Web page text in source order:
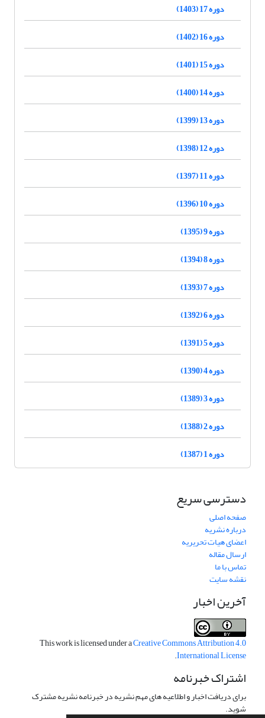
دوره 17 (1403)
دوره 16 (1402)
دوره 15 (1401)
دوره 14 (1400)
دوره 13 (1399)
دوره 12 (1398)
دوره 11 (1397)
دوره 10 (1396)
دوره 9 (1395)
دوره 8 (1394)
دوره 7 (1393)
دوره 6 (1392)
دوره 5 (1391)
دوره 4 (1390)
دوره 3 (1389)
دوره 2 (1388)
دوره 1 (1387)
دسترسی سریع
صفحه اصلی
درباره نشریه
اعضای هیات تحریریه
ارسال مقاله
تماس با ما
نقشه سایت
آخرین اخبار
This work is licensed under aCreative Commons Attribution 4.0
International License
.
اشتراک خبرنامه
برای دریافت اخبار و اطلاعیه های مهم نشریه در خبرنامه نشریه مشترک
شوید.